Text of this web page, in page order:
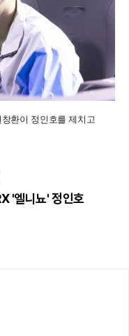
환이 정인호를 제치고
'엘니뇨' 정인호